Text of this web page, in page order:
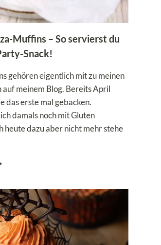
Muffins – So servierst du
Snack!
gehören eigentlich mit zu meinen
auf meinem Blog. Bereits April
das erste mal gebacken.
damals noch mit Gluten
heute dazu aber nicht mehr stehe